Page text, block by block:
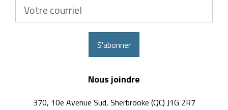
S'abonner
Nous joindre
370, 10e Avenue Sud, Sherbrooke (QC) J1G 2R7